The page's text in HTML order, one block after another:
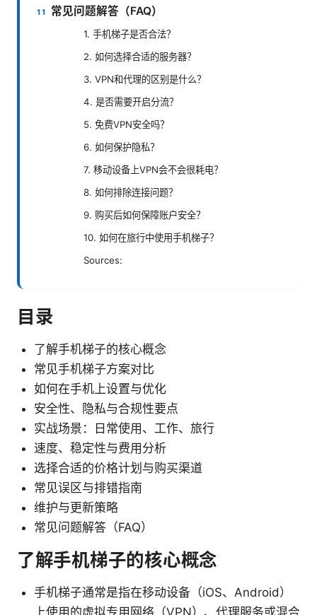
常见问题解答（FAQ）
1. 手机梯子是否合法？
2. 如何选择合适的服务器？
3. VPN和代理的区别是什么？
4. 是否需要开启分流？
5. 免费VPN安全吗？
6. 如何保护隐私？
7. 移动设备上VPN会不会很耗电？
8. 如何排除连接问题？
9. 购买后如何保障账户安全？
10. 如何在旅行中使用手机梯子？
Sources:
目录
了解手机梯子的核心概念
常见手机梯子方案对比
如何在手机上设置与优化
安全性、隐私与合规性要点
实战场景：日常使用、工作、旅行
速度、稳定性与费用分析
选择合适的价格计划与购买渠道
常见误区与排错指南
维护与更新策略
常见问题解答（FAQ）
了解手机梯子的核心概念
手机梯子通常是指在移动设备（iOS、Android）